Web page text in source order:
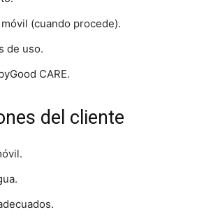
(cuando procede).
de uso.
CARE.
del cliente